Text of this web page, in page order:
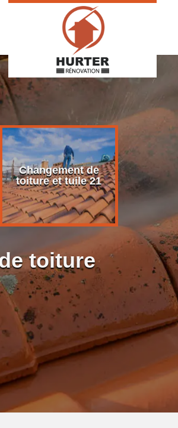
Changement de
toiture et tuile 21
toiture